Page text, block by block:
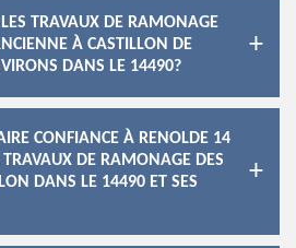
TRAVAUX DE RAMONAGE
À CASTILLON DE
DANS LE 14490?
CONFIANCE À RENOLDE 14
TRAVAUX DE RAMONAGE DES
DANS LE 14490 ET SES